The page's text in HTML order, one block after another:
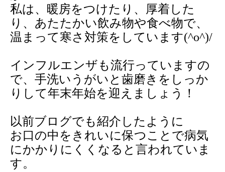
2017年
2016年
2014年
2012年
2011年
私は、暖房をつけたり、厚着した
り、あたたかい飲み物や食べ物で、
温まって寒さ対策をしています(^o^)/
インフルエンザも流行っていますの
で、手洗いうがいと歯磨きをしっか
りして年末年始を迎えましょう！
以前ブログでも紹介したように
お口の中をきれいに保つことで病気
にかかりにくくなると言われていま
す。